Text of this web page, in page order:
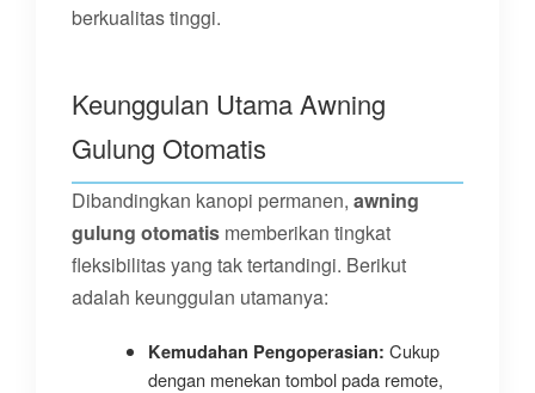
berkualitas tinggi.
Keunggulan Utama Awning
Gulung Otomatis
Dibandingkan kanopi permanen, awning
gulung otomatis memberikan tingkat
fleksibilitas yang tak tertandingi. Berikut
adalah keunggulan utamanya:
Kemudahan Pengoperasian: Cukup
dengan menekan tombol pada remote,